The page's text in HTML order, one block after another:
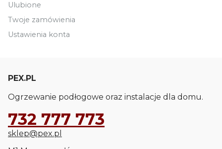
Ulubione
Twoje zamówienia
Ustawienia konta
PEX.PL
Ogrzewanie podłogowe oraz instalacje dla domu.
732 777 773
sklep@pex.pl